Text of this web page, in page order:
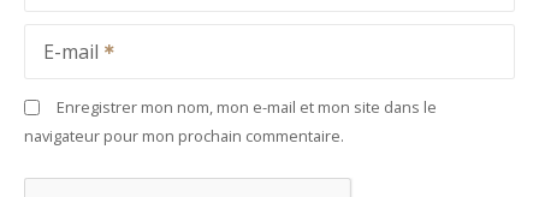
E-mail
Enregistrer mon nom, mon e-mail et mon site dans le
navigateur pour mon prochain commentaire.